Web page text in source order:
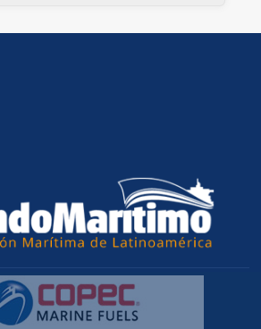
registrada de MundoMaritimo Ltda.
f686c914